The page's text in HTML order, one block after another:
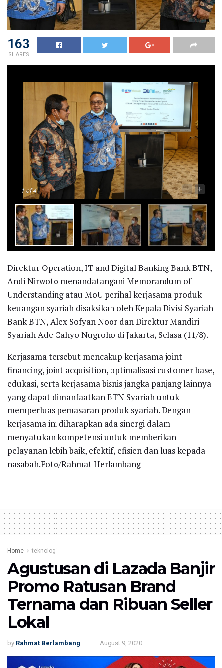
163
SHARES
1 of 4 - +
Direktur Operation, IT and Digital Banking Bank BTN,
Andi Nirwoto menandatangani Memorandum of
Understanding atau MoU perihal kerjasama produk
keuangan syariah disaksikan oleh Kepala Divisi Syariah
Bank BTN, Alex Sofyan Noor dan Direktur Mandiri
Syariah Ade Cahyo Nugroho di Jakarta, Selasa (11/8).
Kerjasama tersebut mencakup kerjasama joint
financing, joint acquisition, optimalisasi customer base,
edukasi, serta kerjasama bisnis jangka panjang lainnya
yang dapat dimanfaatkan BTN Syariah untuk
memperluas pemasaran produk syariah. Dengan
kerjasama ini diharapkan ada sinergi dalam
menyatukan kompetensi untuk memberikan
pelayanan lebih baik, efektif, efisien dan luas kepada
nasabah.Foto/Rahmat Herlambang
Home teknologi
Agustusan di Lazada Banjir
Promo Ratusan Brand
Ternama dan Ribuan Seller
Lokal
by Rahmat Berlambang August 9, 2020